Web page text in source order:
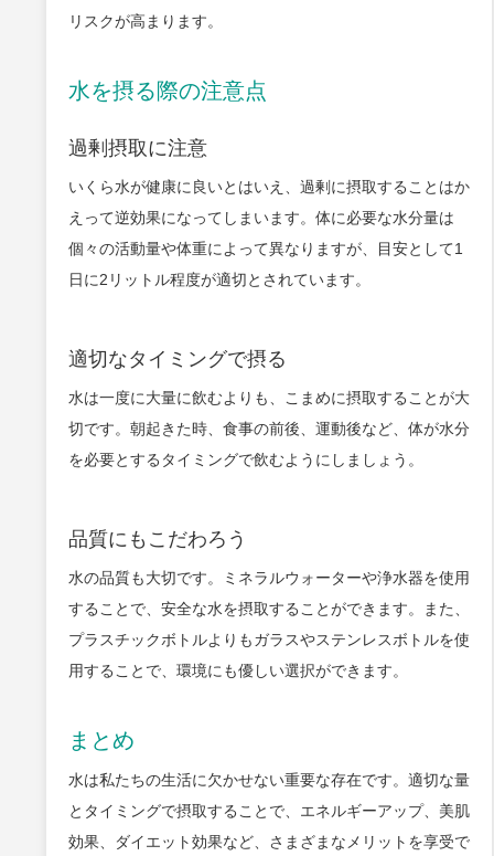
リスクが高まります。
水を摂る際の注意点
過剰摂取に注意
いくら水が健康に良いとはいえ、過剰に摂取することはか
えって逆効果になってしまいます。体に必要な水分量は
個々の活動量や体重によって異なりますが、目安として1
日に2リットル程度が適切とされています。
適切なタイミングで摂る
水は一度に大量に飲むよりも、こまめに摂取することが大
切です。朝起きた時、食事の前後、運動後など、体が水分
を必要とするタイミングで飲むようにしましょう。
品質にもこだわろう
水の品質も大切です。ミネラルウォーターや浄水器を使用
することで、安全な水を摂取することができます。また、
プラスチックボトルよりもガラスやステンレスボトルを使
用することで、環境にも優しい選択ができます。
まとめ
水は私たちの生活に欠かせない重要な存在です。適切な量
とタイミングで摂取することで、エネルギーアップ、美肌
効果、ダイエット効果など、さまざまなメリットを享受で